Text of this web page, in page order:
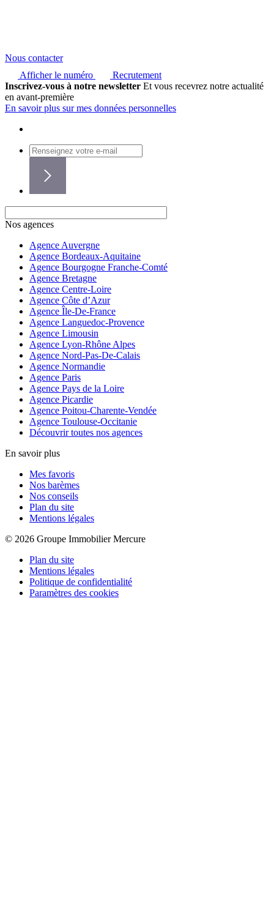
Nous contacter
Afficher le numéro
Recrutement
Inscrivez-vous à notre newsletter Et vous recevrez notre actualité
en avant-première
En savoir plus sur mes données personnelles
Nos agences
Agence Auvergne
Agence Bordeaux-Aquitaine
Agence Bourgogne Franche-Comté
Agence Bretagne
Agence Centre-Loire
Agence Côte d’Azur
Agence Île-De-France
Agence Languedoc-Provence
Agence Limousin
Agence Lyon-Rhône Alpes
Agence Nord-Pas-De-Calais
Agence Normandie
Agence Paris
Agence Pays de la Loire
Agence Picardie
Agence Poitou-Charente-Vendée
Agence Toulouse-Occitanie
Découvrir toutes nos agences
En savoir plus
Mes favoris
Nos barèmes
Nos conseils
Plan du site
Mentions légales
© 2026 Groupe Immobilier Mercure
Plan du site
Mentions légales
Politique de confidentialité
Paramètres des cookies